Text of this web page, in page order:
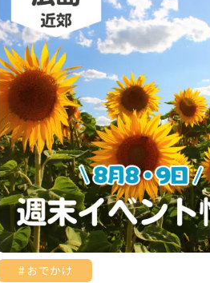
おでかけ